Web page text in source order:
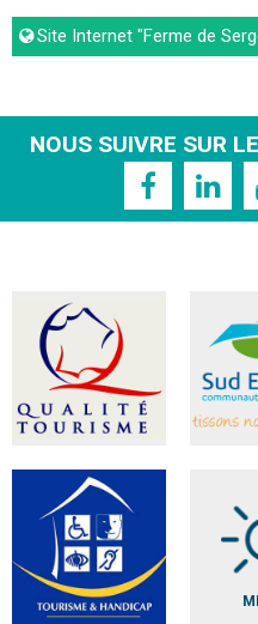
Site Internet"Ferme de
NOUS SUIVRE SUR